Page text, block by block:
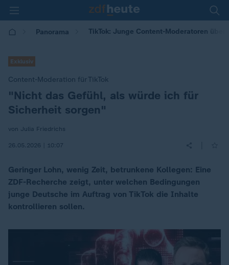
Panorama TikTok: Junge Content-Moderatoren
Exklusiv
Content-Moderation für TikTok
:"Nicht das Gefühl, als würde ich für
Sicherheit sorgen"
von Julia Friedrichs
26.05.2026 | 10:07
Geringer Lohn, wenig Zeit, betrunkene Kollegen: Eine
ZDF-Recherche zeigt, unter welchen Bedingungen
junge Deutsche im Auftrag von TikTok die Inhalte
kontrollieren sollen.